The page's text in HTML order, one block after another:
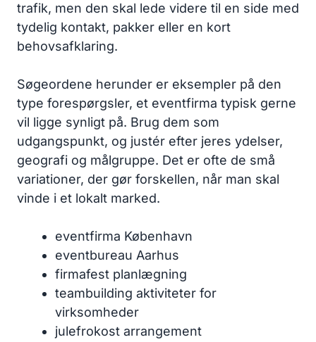
trafik, men den skal lede videre til en side med
tydelig kontakt, pakker eller en kort
behovsafklaring.
Søgeordene herunder er eksempler på den
type forespørgsler, et eventfirma typisk gerne
vil ligge synligt på. Brug dem som
udgangspunkt, og justér efter jeres ydelser,
geografi og målgruppe. Det er ofte de små
variationer, der gør forskellen, når man skal
vinde i et lokalt marked.
eventfirma København
eventbureau Aarhus
firmafest planlægning
teambuilding aktiviteter for
virksomheder
julefrokost arrangement